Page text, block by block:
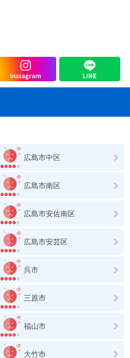
広島市中区
広島市南区
広島市安佐南区
広島市安芸区
呉市
三原市
福山市
大竹市